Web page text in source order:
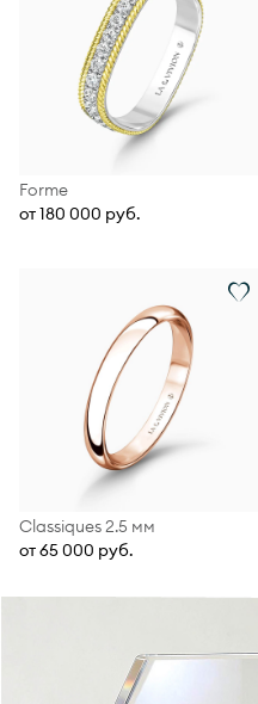
Forme
от 180 000 руб.
Classiques 2.5 мм
от 65 000 руб.